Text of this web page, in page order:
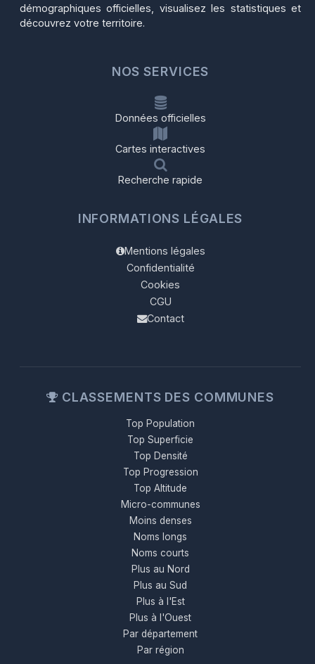
démographiques officielles, visualisez les statistiques et
découvrez votre territoire.
NOS SERVICES
Données officielles
Cartes interactives
Recherche rapide
INFORMATIONS LÉGALES
Mentions légales
Confidentialité
Cookies
CGU
Contact
CLASSEMENTS DES COMMUNES
Top Population
Top Superficie
Top Densité
Top Progression
Top Altitude
Micro-communes
Moins denses
Noms longs
Noms courts
Plus au Nord
Plus au Sud
Plus à l'Est
Plus à l'Ouest
Par département
Par région